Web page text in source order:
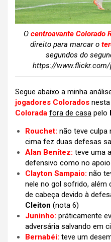
O centroavante Colorado
direito para marcar o
segundos do
https://
Segue abaixo a minha
jogadores Colorados
Colorada fora de casa pelo
Rouchet: não teve culpa
cima fez duas defesas
Alan Benítez: teve uma
defensivo como no
Clayton Sampaio: não
nele no gol sofrido,
de cabeça devido à
Cleiton (nota 6)
Juninho: práticamente
adversária salvando em
Bernabéi: teve um